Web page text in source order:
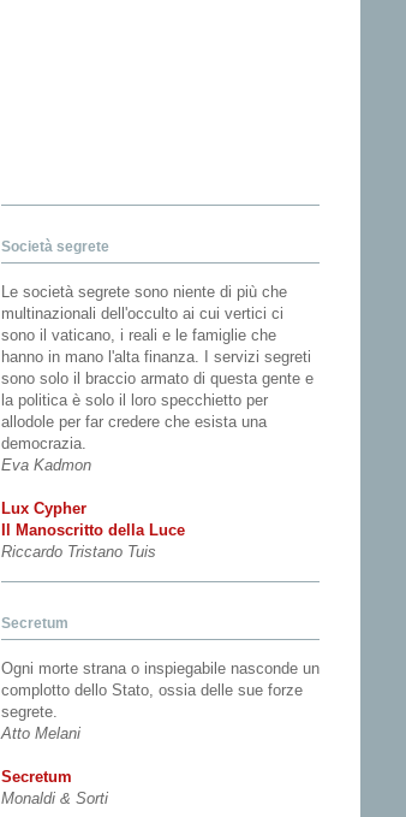
Società segrete
Le società segrete sono niente di più che
multinazionali dell'occulto ai cui vertici ci
sono il vaticano, i reali e le famiglie che
hanno in mano l'alta finanza. I servizi segreti
sono solo il braccio armato di questa gente e
la politica è solo il loro specchietto per
allodole per far credere che esista una
democrazia.
Eva Kadmon
Lux Cypher
Il Manoscritto della Luce
Riccardo Tristano Tuis
Secretum
Ogni morte strana o inspiegabile nasconde un
complotto dello Stato, ossia delle sue forze
segrete.
Atto Melani
Secretum
Monaldi & Sorti